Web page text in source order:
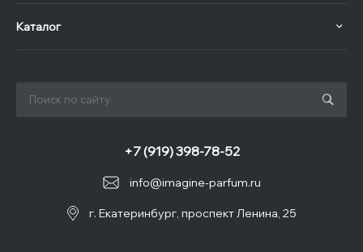
Каталог
info@imagine-parfum.ru
+7 (919) 398-78-52
г. Екатеринбург, проспект Ленина, 25